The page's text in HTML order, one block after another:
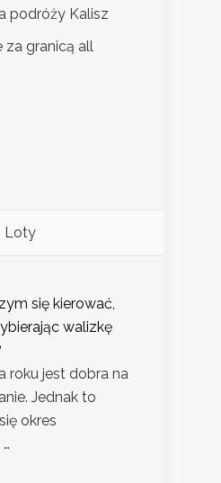
podróży Kalisz
za granicą all
Loty
się kierować,
walizkę
roku jest dobra na
Jednak to
okres